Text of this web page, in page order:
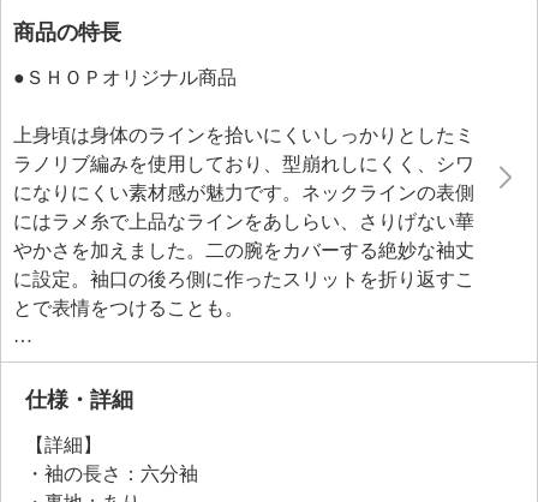
商品の特長
●ＳＨＯＰオリジナル商品
上身頃は身体のラインを拾いにくいしっかりとしたミ
ラノリブ編みを使用しており、型崩れしにくく、シワ
になりにくい素材感が魅力です。ネックラインの表側
にはラメ糸で上品なラインをあしらい、さりげない華
やかさを加えました。二の腕をカバーする絶妙な袖丈
に設定。袖口の後ろ側に作ったスリットを折り返すこ
とで表情をつけることも。
スカート部分は、裾部分にシアー感のあるボーダー柄
を入れて、軽やかさと涼しげな印象をプラス。ニット
とスカートの切り替えは伸縮性があり、ノンストレス
で、幅広いシーンで活躍する一着です。
仕様・詳細
【詳細】
・袖の長さ：六分袖